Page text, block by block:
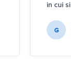
in cui
G